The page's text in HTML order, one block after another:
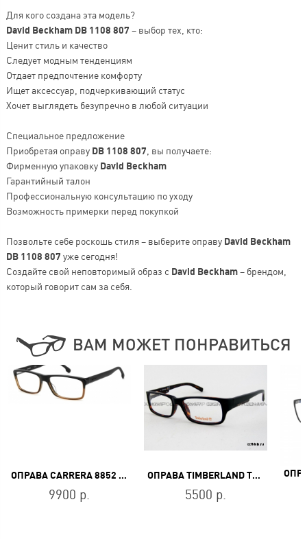
Для кого создана эта модель?
David Beckham DB 1108 807 – выбор тех, кто:
Ценит стиль и качество
Следует модным тенденциям
Отдает предпочтение комфорту
Ищет аксессуар, подчеркивающий статус
Хочет выглядеть безупречно в любой ситуации
Специальное предложение
Приобретая оправу DB 1108 807 , вы получаете:
Фирменную упаковку David Beckham
Гарантийный талон
Профессиональную консультацию по уходу
Возможность примерки перед покупкой
Позвольте себе роскошь стиля – выберите оправу David Beckham
DB 1108 807 уже сегодня!
Создайте свой неповторимый образ с David Beckham– брендом,
который говорит сам за себя.
ВАМ МОЖЕТ ПОНРАВИТЬСЯ
ОПРАВА CARRERA 8852 R60
9900 р.
ОПРАВА TIMBERLAND TB 1142 005
5500 р.